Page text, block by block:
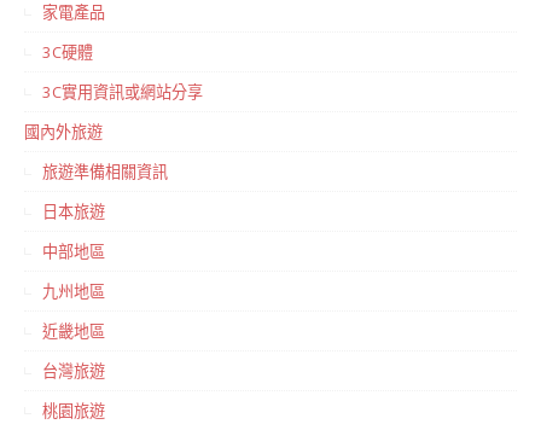
家電產品
3C硬體
3C實用資訊或網站分享
國內外旅遊
旅遊準備相關資訊
日本旅遊
中部地區
九州地區
近畿地區
台灣旅遊
桃園旅遊